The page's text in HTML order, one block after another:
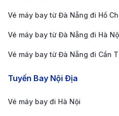
ngoài nước nhờ vào vẻ đẹp
chơi, nghỉ dưỡng đẳng cấp.
Những điểm đến nổi bật
Vịnh Nha Trang
nước biển trong xanh, bãi
Vé máy bay từ Đà Nẵng đi Hồ
Vé máy bay từ Đà Nẵng đi Hà
Vé máy bay từ Đà Nẵng đi Cần
Tuyến Bay Nội Địa
Vé máy bay đi Hà Nội